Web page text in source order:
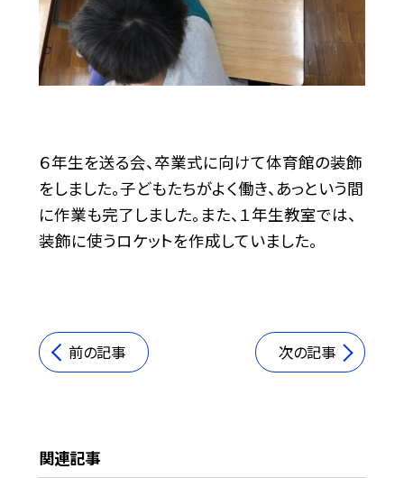
６年生を送る会、卒業式に向けて体育館の装飾
をしました。子どもたちがよく働き、あっという間
に作業も完了しました。また、１年生教室では、
装飾に使うロケットを作成していました。
前の記事 次の記事
関連記事